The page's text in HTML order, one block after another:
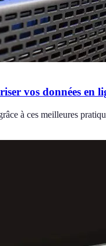
vos données en
à ces meilleures